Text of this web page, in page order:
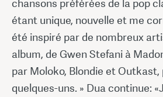
chansons préférées de la pop
étant unique, nouvelle et me
été inspiré par de nombreux
album, de Gwen Stefani à
par Moloko, Blondie et
quelques-uns. » Dua continue: